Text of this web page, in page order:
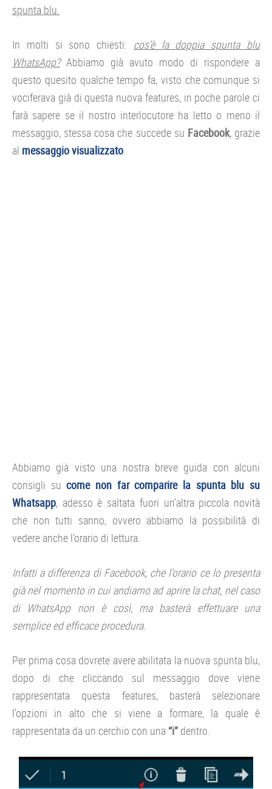
spunta blu.
In molti si sono chiesti: cos’è la doppia spunta blu
WhatsApp?Abbiamo già avuto modo di rispondere a
questo quesito qualche tempo fa, visto che comunque si
vociferava già di questa nuova features, in poche parole ci
farà sapere se il nostro interlocutore ha letto o meno il
messaggio, stessa cosa che succede su Facebook, grazie
al messaggio visualizzato.
Abbiamo già visto una nostra breve guida con alcuni
consigli sucome non far comparire la spunta blu su
Whatsapp, adesso è saltata fuori un’altra piccola novità
che non tutti sanno, ovvero abbiamo la possibilità di
vedere anche l’orario di lettura.
Infatti a differenza di Facebook, che l’orario ce lo presenta
già nel momento in cui andiamo ad aprire la chat, nel caso
di WhatsApp non è così, ma basterà effettuare una
semplice ed efficace procedura.
Per prima cosa dovrete avere abilitata la nuova spunta blu,
dopo di che cliccando sul messaggio dove viene
rappresentata questa features, basterà selezionare
l’opzioni in alto che si viene a formare, la quale è
rappresentata da un cerchio con una “i” dentro.